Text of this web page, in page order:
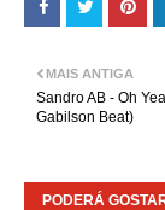
MAIS ANTIGA
Sandro AB - Oh
Gabilson Beat)
PODERÁ